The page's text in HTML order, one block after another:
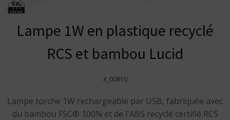
Lampe 1W en plastique recyclé
RCS et bambou Lucid
X_00810
Lampe torche 1W rechargeable par USB, fabriquée avec
du bambou FSC® 100% et de l'ABS recyclé certifié RCS